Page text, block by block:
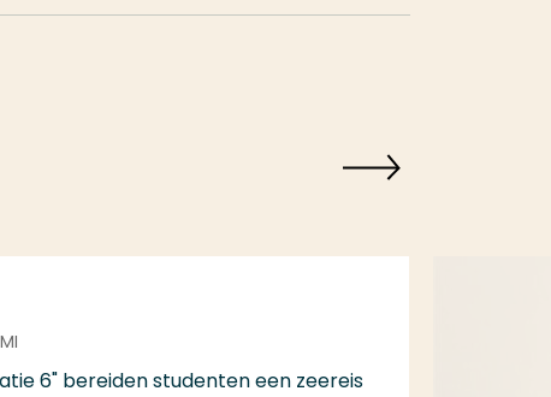
6" bereiden studenten een zeereis